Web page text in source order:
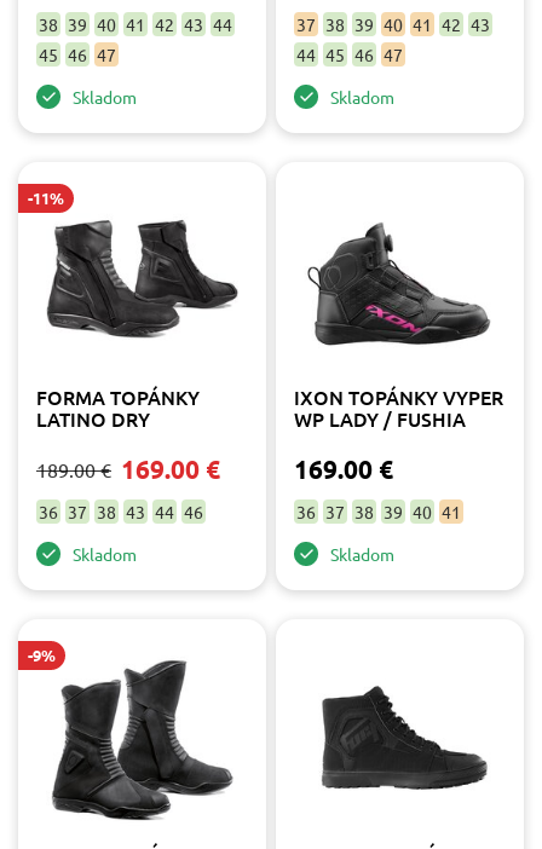
čierna
16
fluo
38 39 40 41 42 43 44
45 46 47
Skladom
37 38 39 40 41 42 43
44 45 46 47
Skladom
-11%
FORMA TOPÁNKY
LATINO DRY
189.00 € 169.00 €
36 37 38 43 44 46
Skladom
IXON TOPÁNKY VYPER
WP LADY / FUSHIA
169.00 €
36 37 38 39 40 41
Skladom
-9%